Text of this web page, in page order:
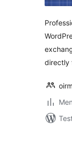
directly